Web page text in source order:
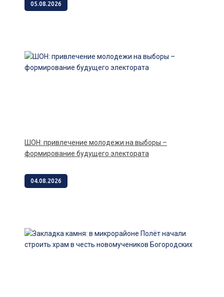
05.08.2026
ШОН: привлечение молодежи на выборы –
формирование будущего электората
04.08.2026